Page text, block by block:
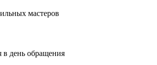
мастеров
день обращения